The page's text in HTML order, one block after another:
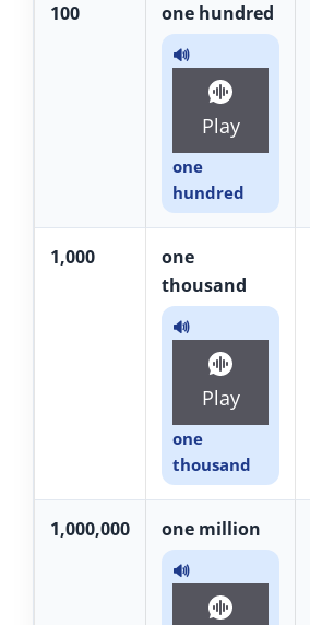
100 one hundred
🔊
Play
one
hundred
1,000
one
thousand
🔊
Play
one
thousand
1,000,000 one million
🔊